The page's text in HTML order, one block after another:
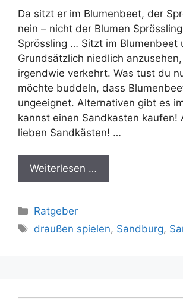
Da sitzt er im Blumenbeet, der
nein – nicht der Blumen
Sprössling … Sitzt im Blumenbeet
Grundsätzlich niedlich
irgendwie verkehrt. Was tust du
möchte buddeln, dass
ungeeignet. Alternativen gibt es
kannst einen Sandkasten kaufen!
lieben Sandkästen! …
Weiterlesen …
Kategorien
Ratgeber
Schlagwörter
draußen spielen, Sandburg,